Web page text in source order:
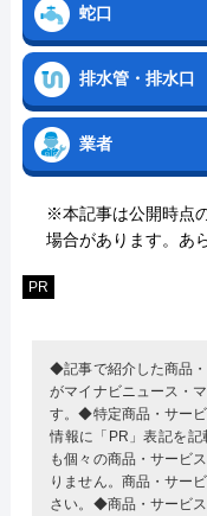
蛇口
排水管・排水口
業者
※本記事は公開時点
場合があります。あ
PR
◆記事で紹介した商品
がマイナビニュース・
す。◆特定商品・サー
情報に「PR」表記を
も個々の商品・サービ
りません。商品・サー
さい。◆商品・サービ